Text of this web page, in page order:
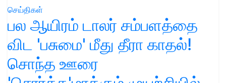
செய்திகள்
பல ஆயிரம் டாலர் சம்பளத்தை
விட 'பசுமை' மீது தீரா காதல்!
சொந்த ஊரை